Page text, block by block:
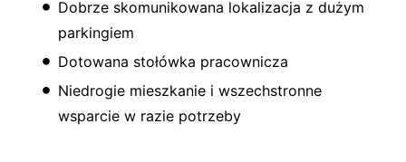
Dobrze skomunikowana lokalizacja z dużym
parkingiem
Dotowana stołówka pracownicza
Niedrogie mieszkanie i wszechstronne
wsparcie w razie potrzeby